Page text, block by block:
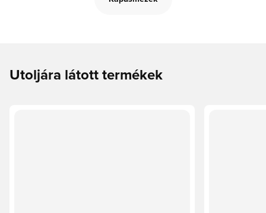
Utoljára látott termékek